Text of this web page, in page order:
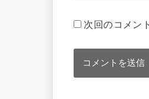
次回のコメン